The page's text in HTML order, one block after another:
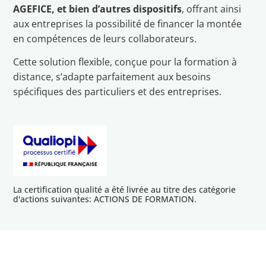
AGEFICE, et bien d’autres dispositifs, offrant ainsi
aux entreprises la possibilité de financer la montée
en compétences de leurs collaborateurs.
Cette solution flexible, conçue pour la formation à
distance, s’adapte parfaitement aux besoins
spécifiques des particuliers et des entreprises.
La certification qualité a été livrée au titre des catégorie
d'actions suivantes: ACTIONS DE FORMATION.